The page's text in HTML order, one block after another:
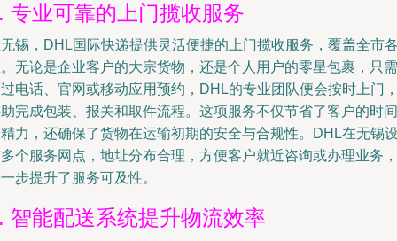
专业可靠的上门揽收服务
锡，DHL国际快递提供灵活便捷的上门揽收服务，覆盖全市
无论是企业客户的大宗货物，还是个人用户的零星包裹，只需
电话、官网或移动应用预约，DHL的专业团队便会按时上门
完成包装、报关和取件流程。这项服务不仅节省了客户的时间
力，还确保了货物在运输初期的安全与合规性。DHL在无锡
个服务网点，地址分布合理，方便客户就近咨询或办理业务，
步提升了服务可及性。
智能配送系统提升物流效率